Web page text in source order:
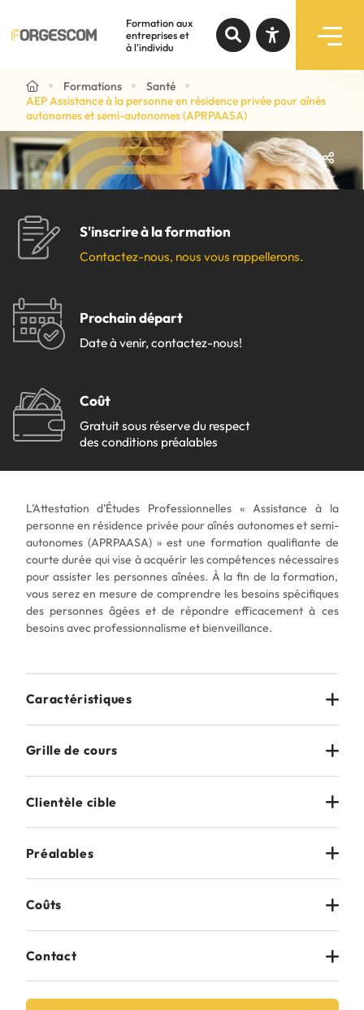
Formation aux
entreprises et
à l'individu
Formations
Programmes subventionnés
Notre expertise
À propos
Liens rapides
Nouvelles
Moodle
Catalogue de formation
Travailler chez Forgescom
Zone conseil SARCA
Recherche par mots-clés
Augmenter le texte
Diminuer le texte
Contraste élevé
Formations
Santé
AEP Assistance à la personne en résidence privée pour aînés
autonomes et semi-autonomes (APRPAASA)
personne en résidence
privée pour aînés
autonomes (APRPAASA)
S'inscrire à la formation
Contactez-nous, nous vous rappellerons.
Prochain départ
Date à venir, contactez-nous!
Coût
Gratuit sous réserve du respect
des conditions préalables
L’Attestation d’Études Professionnelles « Assistance à la
personne en résidence privée pour aînés autonomes et semi-
autonomes (APRPAASA) » est une formation qualifiante de
courte durée qui vise à acquérir les compétences nécessaires
pour assister les personnes aînées. À la fin de la formation,
vous serez en mesure de comprendre les besoins spécifiques
des personnes âgées et de répondre efficacement à ces
besoins avec professionnalisme et bienveillance.
Caractéristiques
Grille de cours
Clientèle cible
Préalables
Coûts
Contact